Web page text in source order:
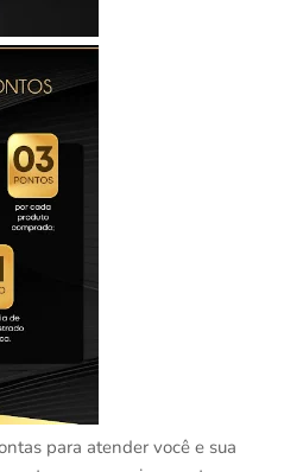
para atender você e sua